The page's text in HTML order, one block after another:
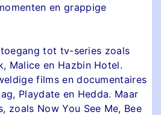
en grappige
tot tv-series zoals
Malice en Hazbin Hotel.
films en documentaires
Playdate en Hedda. Maar
zoals Now You See Me, Bee